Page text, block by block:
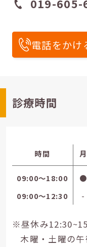
019-605-
電話をかけ
診療時間
時間 月
09:00〜18:00 ●
09:00〜12:30
-
※昼休み
木曜・土曜の